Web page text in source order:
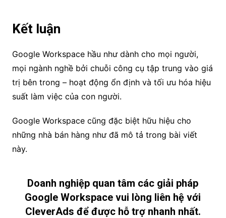
Kết luận
Google Workspace hầu như dành cho mọi người,
mọi ngành nghề bởi chuỗi công cụ tập trung vào giá
trị bên trong – hoạt động ổn định và tối ưu hóa hiệu
suất làm việc của con người.
Google Workspace cũng đặc biệt hữu hiệu cho
những nhà bán hàng như đã mô tả trong bài viết
này.
Doanh nghiệp quan tâm các giải pháp
Google Workspace vui lòng liên hệ với
CleverAds để được hỗ trợ nhanh nhất.